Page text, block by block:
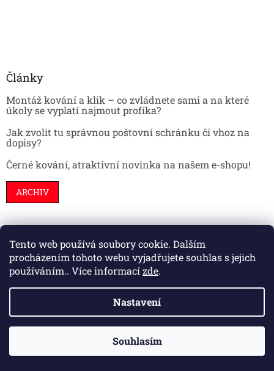
Tento web používá soubory cookie. Dalším
procházením tohoto webu vyjadřujete souhlas s jejich
používáním.. Více informacízde.
Nastavení
Souhlasím
Články
Montáž kování a klik – co zvládnete sami a na které
úkoly se vyplatí najmout profíka?
Jak zvolit tu správnou poštovní schránku či vhoz na
dopisy?
Černé kování, atraktivní novinka na našem e-shopu!
ARCHIV
Stavební pouzdra Interiéry Dveře
Vytvořil Shoptet
HS kování. Všechna práva vyhrazena.